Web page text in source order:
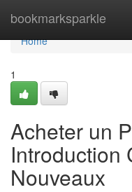
bookmarksparkle
Home
Home
1
Acheter un
Introduction
Nouveaux